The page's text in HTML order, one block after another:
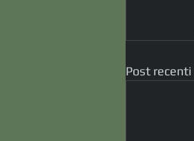
Post recenti